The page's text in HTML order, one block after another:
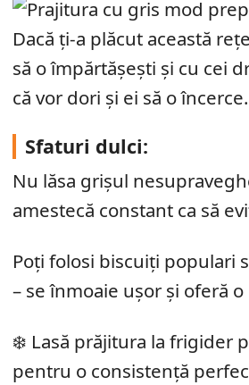
Dacă ți-a plăcut această
să o împărtășești și cu cei
că vor dori și ei să o încerce.
Sfaturi dulci:
Nu lăsa grișul
amestecă constant ca să
Poți folosi biscuiți populari
– se înmoaie ușor și oferă o
❄️ Lasă prăjitura la frigider
pentru o consistență